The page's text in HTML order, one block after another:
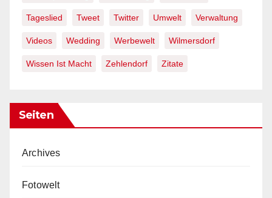
Tageslied Tweet Twitter Umwelt Verwaltung
Videos Wedding Werbewelt Wilmersdorf
Wissen Ist Macht Zehlendorf Zitate
Seiten
Archives
Fotowelt